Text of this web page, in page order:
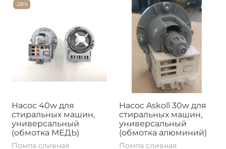
-28%
Насос 40w для
стиральных машин,
универсальный
(обмотка МЕДЬ)
Помпа сливная
Насос Askoll 30w для
стиральных машин,
универсальный
(обмотка алюминий)
Помпа сливная